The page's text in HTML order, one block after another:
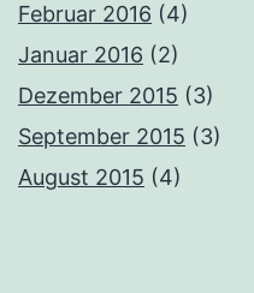
Februar 2016 (4)
Januar 2016 (2)
Dezember 2015 (3)
September 2015 (3)
August 2015 (4)